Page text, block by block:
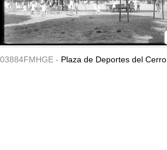
03884FMHGE - Plaza de Deportes del Cerro.